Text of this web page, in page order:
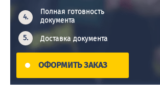
Полная готовность
документа
Доставка документа
ОФОРМИТЬ ЗАКАЗ